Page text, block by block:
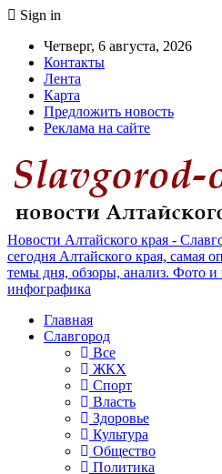
Sign in
Четверг, 6 августа, 2026
Контакты
Лента
Карта
Предложить новость
Реклама на сайте
Новости Алтайского края -
сегодня Алтайского края, самая
темы дня, обзоры, анализ. Фото и
инфографика
Главная
Славгород
Все
ЖКХ
Спорт
Власть
Здоровье
Культура
Общество
Политика